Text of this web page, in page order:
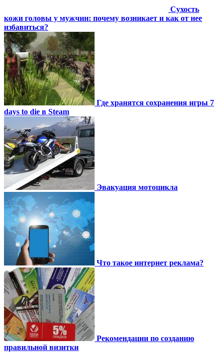
Сухость
кожи головы у мужчин: почему возникает и как от нее
избавиться?
Где хранятся сохранения игры 7
days to die в Steam
Эвакуация мотоцикла
Что такое интернет реклама?
Рекомендации по созданию
правильной визитки